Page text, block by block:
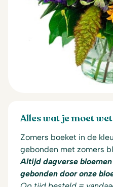
Alles wat je moet
Zomers boeket in de
gebonden met zomers
Altijd dagverse
gebonden door onze